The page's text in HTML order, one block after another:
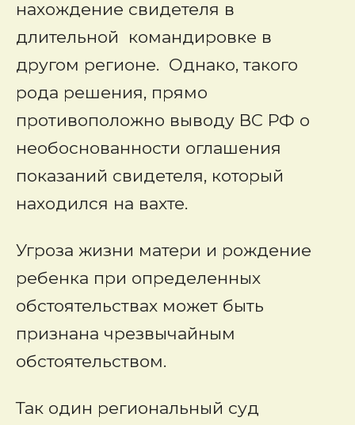
нахождение свидетеля в
длительной командировке в
другом регионе. Однако, такого
рода решения, прямо
противоположно выводу ВС РФ о
необоснованности оглашения
показаний свидетеля, который
находился на вахте.
Угроза жизни матери и рождение
ребенка при определенных
обстоятельствах может быть
признана чрезвычайным
обстоятельством.
Так один региональный суд